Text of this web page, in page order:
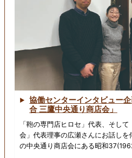
協働センターインタビュー
合 三鷹中央通り商店会」
「鞄の専門店ヒロセ」代表、そし
会」代表理事の広瀬さんにお話しを
の中央通り商店会にある昭和